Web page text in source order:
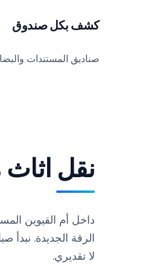
كشف بكل صندوق
صناديق المستندات
نقل
داخل أم القيوين
الرقة الجديدة.
لا تقديري.